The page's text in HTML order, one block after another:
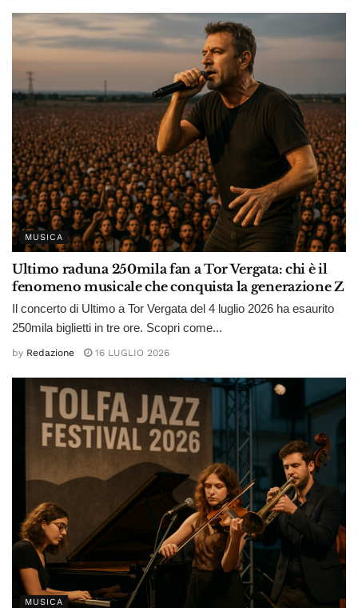
MUSICA
Ultimo raduna 250mila fan a Tor Vergata: chi è il
fenomeno musicale che conquista la generazione Z
Il concerto di Ultimo a Tor Vergata del 4 luglio 2026 ha esaurito
250mila biglietti in tre ore. Scopri come...
by Redazione 16 LUGLIO 2026
MUSICA